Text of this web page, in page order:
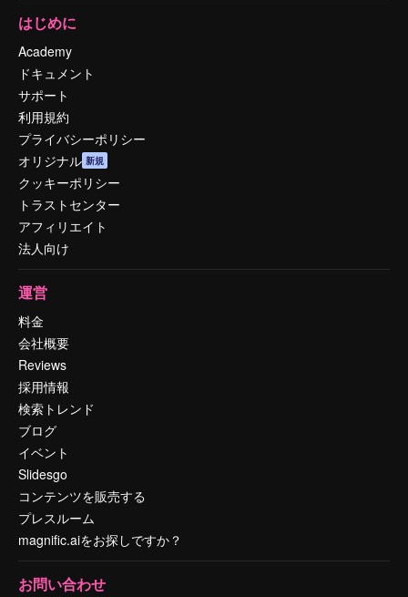
はじめに
Academy
ドキュメント
サポート
利用規約
プライバシーポリシー
オリジナル 新規
クッキーポリシー
トラストセンター
アフィリエイト
法人向け
運営
料金
会社概要
Reviews
採用情報
検索トレンド
ブログ
イベント
Slidesgo
コンテンツを販売する
プレスルーム
magnific.aiをお探しですか？
お問い合わせ